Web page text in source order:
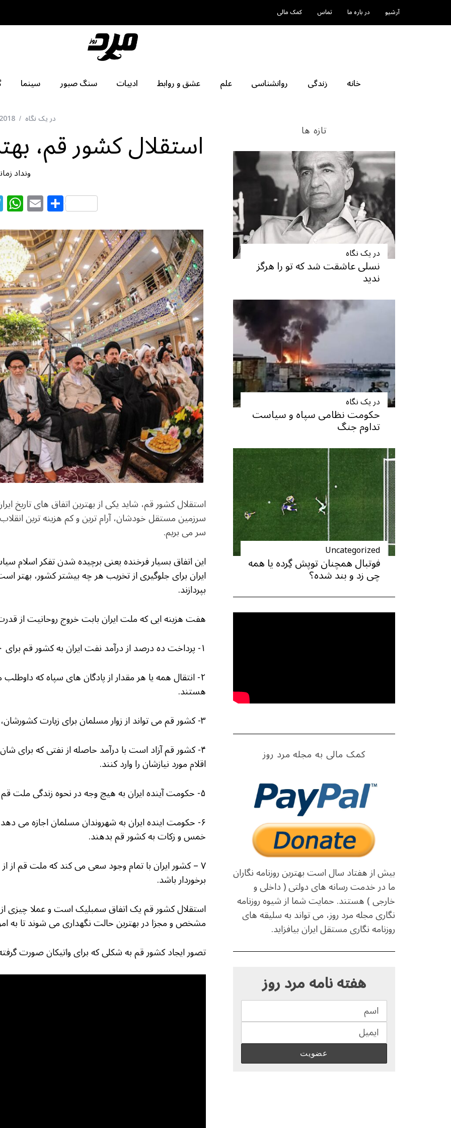
آرشیو در باره ما تماس کمک مالی
خانه زندگی روانشناسی علم عشق و روابط ادبیات سنگ صبور سینما
در یک نگاه
استقلال کشور قم،
ونداد
T
el
e
g
ra
m
W
h
at
s
A
p
p
E
m
ai
l
S
h
ar
e
استقلال کشور قم، شاید یکی از بهترین اتفاق های تاریخ
سرزمین مستقل خودشان، آرام ترین و کم هزینه ترین
سر می بریم.
این اتفاق بسیار فرخنده یعنی برچیده شدن تفکر اسلام
ایران برای جلوگیری از تخریب هر چه بیشتر کشور، بهتر
بپردازند.
هفت هزینه ایی که ملت ایران بابت خروج روحانیت از
۱- پرداخت ده درصد از درآمد نفت ایران به کشور قم برای ۵۰ سال آینده.
۲- انتقال همه یا هر مقدار از پادگان های سپاه که
هستند.
۳- کشور قم می تواند از زوار مسلمان برای زیارت کشورشان، هزینه ویزای ورود به کشور بگیرد.
۴- کشور قم آزاد است با درآمد حاصله از نفتی که
اقلام مورد نیازشان را وارد کنند.
۵- حکومت آینده ایران به هیچ وجه در نحوه زندگی ملت قم دخالت نخواهد کرد.
خمس و زکات به کشور قم بدهند.
۷ – کشور ایران با تمام وجود سعی می کند که ملت قم از
برخوردار باشد.
استقلال کشور قم یک اتفاق سمبلیک است و عملا چیزی
مشخص و مجزا در بهترین حالت نگهداری می شوند تا به
تصور ایجاد کشور قم به شکلی که برای واتیکان صورت
تازه ها
در یک نگاه
نسلی عاشقت شد که تو را هرگز
ندید
در یک نگاه
حکومت نظامی سپاه و سیاست
تداوم جنگ
Uncategorized
فوتبال همچنان توپش گِرده یا همه
چی زد و بند شده؟
کمک مالی به مجله مرد روز
بیش از هفتاد سال است بهترین روزنامه نگاران
ما در خدمت رسانه های دولتی ( داخلی و
خارجی ) هستند. حمایت شما از شیوه روزنامه
نگاری مجله مرد روز، می تواند به سلیقه های
روزنامه نگاری مستقل ایران بیافزاید.
هفته نامه مرد روز
S
r
c
f
r